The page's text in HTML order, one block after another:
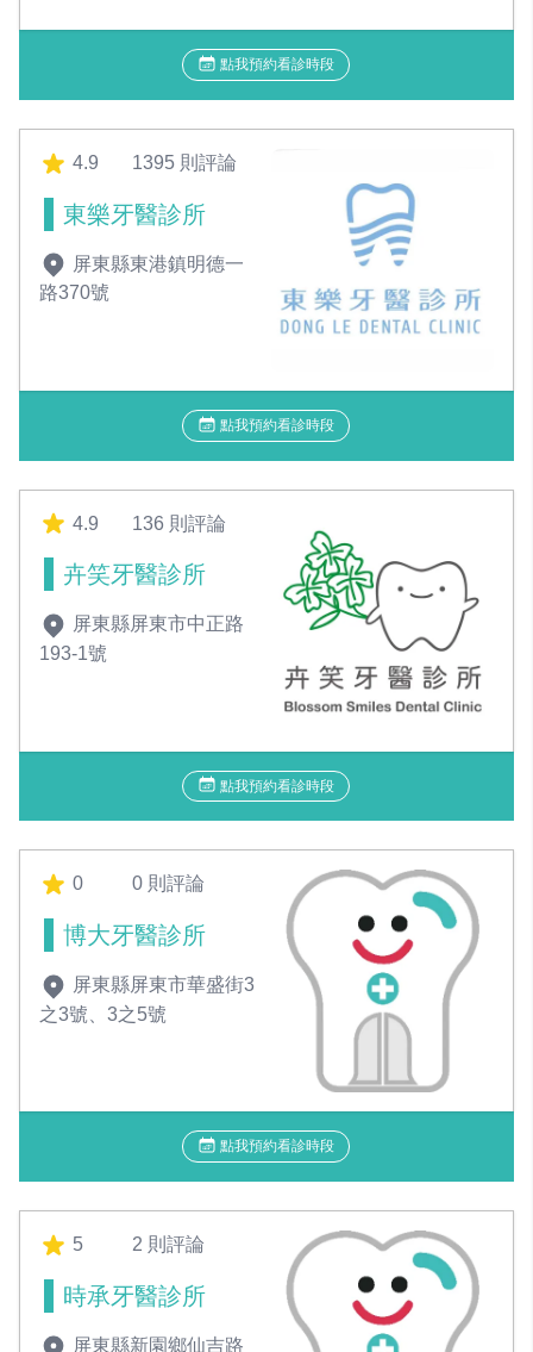
點我預約看診時段
4.9 1395 則評論
東樂牙醫診所
屏東縣東港鎮明德一
路370號
點我預約看診時段
4.9 136 則評論
卉笑牙醫診所
屏東縣屏東市中正路
193-1號
點我預約看診時段
0 0 則評論
博大牙醫診所
屏東縣屏東市華盛街3
之3號、3之5號
點我預約看診時段
5 2 則評論
時承牙醫診所
屏東縣新園鄉仙吉路